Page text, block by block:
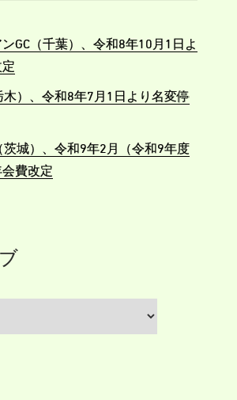
GC（千葉）、令和8年10月1日よ
木）、令和8年7月1日より名変停
茨城）、令和9年2月（令和9年度
費改定